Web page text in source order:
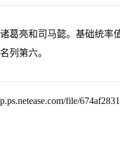
葛亮和司马懿。基础统率
列第六。